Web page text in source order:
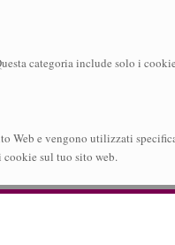
categoria include solo i
Web e vengono utilizzati
sul tuo sito web.